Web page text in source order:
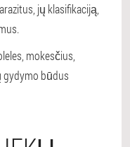
jų klasifikaciją,
mokesčius,
gydymo būdus